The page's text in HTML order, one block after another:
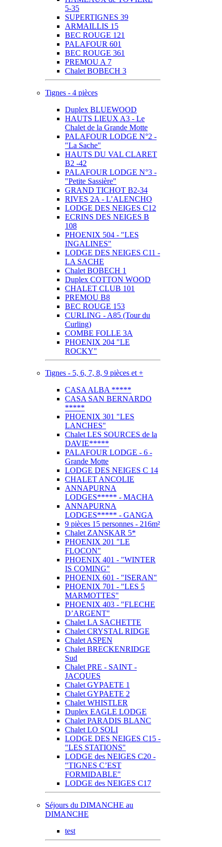
5-35
SUPERTIGNES 39
ARMAILLIS 15
BEC ROUGE 121
PALAFOUR 601
BEC ROUGE 361
PREMOU A 7
Chalet BOBECH 3
Tignes - 4 pièces
Duplex BLUEWOOD
HAUTS LIEUX A3 - Le
Chalet de la Grande Motte
PALAFOUR LODGE N°2 -
"La Sache"
HAUTS DU VAL CLARET
B2 -42
PALAFOUR LODGE N°3 -
"Petite Sassière"
GRAND TICHOT B2-34
RIVES 2A - L’ALENCHO
LODGE DES NEIGES C12
ECRINS DES NEIGES B
108
PHOENIX 504 - "LES
INGALINES"
LODGE DES NEIGES C11 -
LA SACHE
Chalet BOBECH 1
Duplex COTTON WOOD
CHALET CLUB 101
PREMOU B8
BEC ROUGE 153
CURLING - A85 (Tour du
Curling)
COMBE FOLLE 3A
PHOENIX 204 "LE
ROCKY"
Tignes - 5, 6, 7, 8, 9 pièces et +
CASA ALBA *****
CASA SAN BERNARDO
*****
PHOENIX 301 "LES
LANCHES"
Chalet LES SOURCES de la
DAVIE*****
PALAFOUR LODGE - 6 -
Grande Motte
LODGE DES NEIGES C 14
CHALET ANCOLIE
ANNAPURNA
LODGES***** - MACHA
ANNAPURNA
LODGES***** - GANGA
9 pièces 15 personnes - 216m²
Chalet ZANSKAR 5*
PHOENIX 201 "LE
FLOCON"
PHOENIX 401 - "WINTER
IS COMING"
PHOENIX 601 - "ISERAN"
PHOENIX 701 - "LES 5
MARMOTTES"
PHOENIX 403 - "FLECHE
D’ARGENT"
Chalet LA SACHETTE
Chalet CRYSTAL RIDGE
Chalet ASPEN
Chalet BRECKENRIDGE
Sud
Chalet PRE - SAINT -
JACQUES
Chalet GYPAETE 1
Chalet GYPAETE 2
Chalet WHISTLER
Duplex EAGLE LODGE
Chalet PARADIS BLANC
Chalet LO SOLI
LODGE DES NEIGES C15 -
"LES STATIONS"
LODGE des NEIGES C20 -
"TIGNES C’EST
FORMIDABLE"
LODGE des NEIGES C17
Séjours du DIMANCHE au
DIMANCHE
test